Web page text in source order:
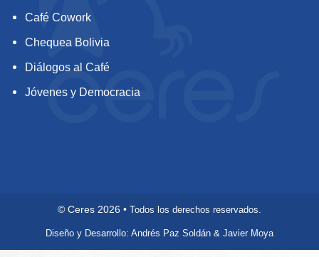
Café Cowork
Chequea Bolivia
Diálogos al Café
Jóvenes y Democracia
© Ceres 2026 • Todos los derechos reservados.
Diseño y Desarrollo: Andrés Paz Soldán & Javier Moya